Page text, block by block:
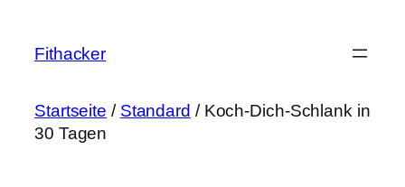
springen
Fithacker
Startseite / Standard / Koch-Dich-Schlank in
30 Tagen